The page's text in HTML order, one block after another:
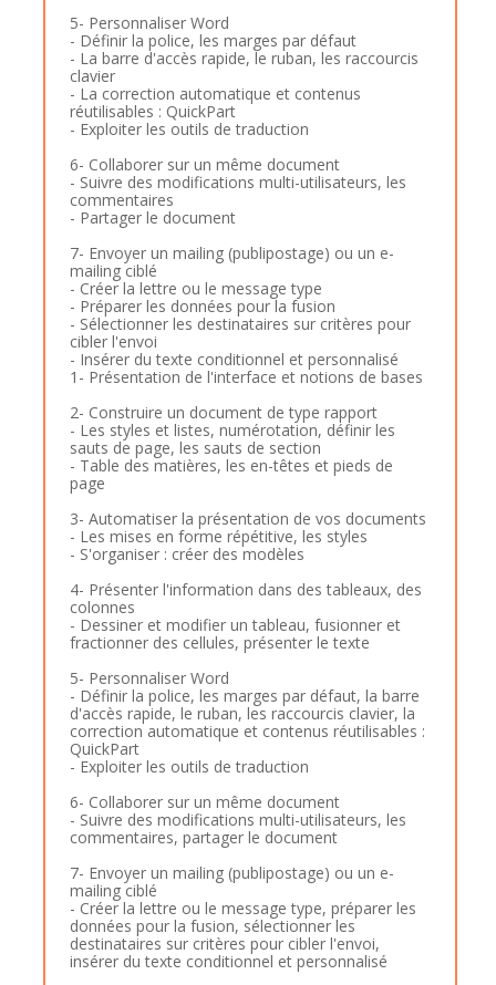
5- Personnaliser Word
- Définir la police, les marges par défaut
- La barre d'accès rapide, le ruban, les raccourcis
clavier
- La correction automatique et contenus
réutilisables : QuickPart
- Exploiter les outils de traduction
6- Collaborer sur un même document
- Suivre des modifications multi-utilisateurs, les
commentaires
- Partager le document
7- Envoyer un mailing (publipostage) ou un e-
mailing ciblé
- Créer la lettre ou le message type
- Préparer les données pour la fusion
- Sélectionner les destinataires sur critères pour
cibler l'envoi
- Insérer du texte conditionnel et personnalisé
1- Présentation de l'interface et notions de bases
2- Construire un document de type rapport
- Les styles et listes, numérotation, définir les
sauts de page, les sauts de section
- Table des matières, les en-têtes et pieds de
page
3- Automatiser la présentation de vos documents
- Les mises en forme répétitive, les styles
- S'organiser : créer des modèles
4- Présenter l'information dans des tableaux, des
colonnes
- Dessiner et modifier un tableau, fusionner et
fractionner des cellules, présenter le texte
5- Personnaliser Word
- Définir la police, les marges par défaut, la barre
d'accès rapide, le ruban, les raccourcis clavier, la
correction automatique et contenus réutilisables :
QuickPart
- Exploiter les outils de traduction
6- Collaborer sur un même document
- Suivre des modifications multi-utilisateurs, les
commentaires, partager le document
7- Envoyer un mailing (publipostage) ou un e-
mailing ciblé
- Créer la lettre ou le message type, préparer les
données pour la fusion, sélectionner les
destinataires sur critères pour cibler l'envoi,
insérer du texte conditionnel et personnalisé